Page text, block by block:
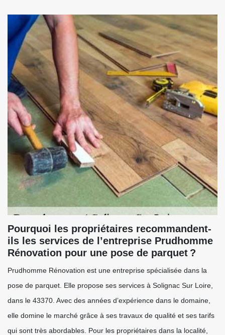
Pourquoi les propriétaires recommandent-
ils les services de l’entreprise Prudhomme
Rénovation pour une pose de parquet ?
Prudhomme Rénovation est une entreprise spécialisée dans la
pose de parquet. Elle propose ses services à Solignac Sur Loire,
dans le 43370. Avec des années d’expérience dans le domaine,
elle domine le marché grâce à ses travaux de qualité et ses tarifs
qui sont très abordables. Pour les propriétaires dans la localité,